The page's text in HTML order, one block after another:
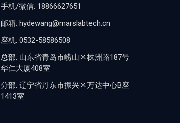
手机/微信: 18866627651
邮箱: hydewang@marslabtech.cn
座机: 0532-58586508
总部: 山东省青岛市崂山区株洲路187号
华仁大厦408室
分部: 辽宁省丹东市振兴区万达中心B座
1413室